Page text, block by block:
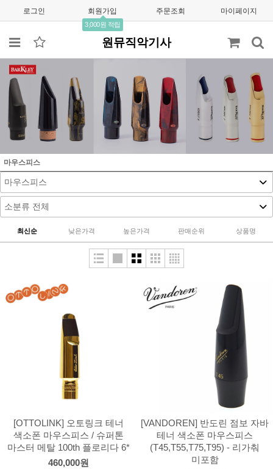
로그인 회원가입
3,000원 적립
주문조회 마이페이지
원뮤직악기사
마우스피스
최신순 낮은가격 높은가격 판매순위 상품명
[OTTOLINK] 오토링크 테너
색소폰 마우스피스 / 슈퍼톤
마스터 메탈 100th 플로리다 6*
460,000원
[VANDOREN] 반도린 점보 자바
테너 색소폰 마우스피스
(T45,T55,T75,T95) - 리가춰
미포함